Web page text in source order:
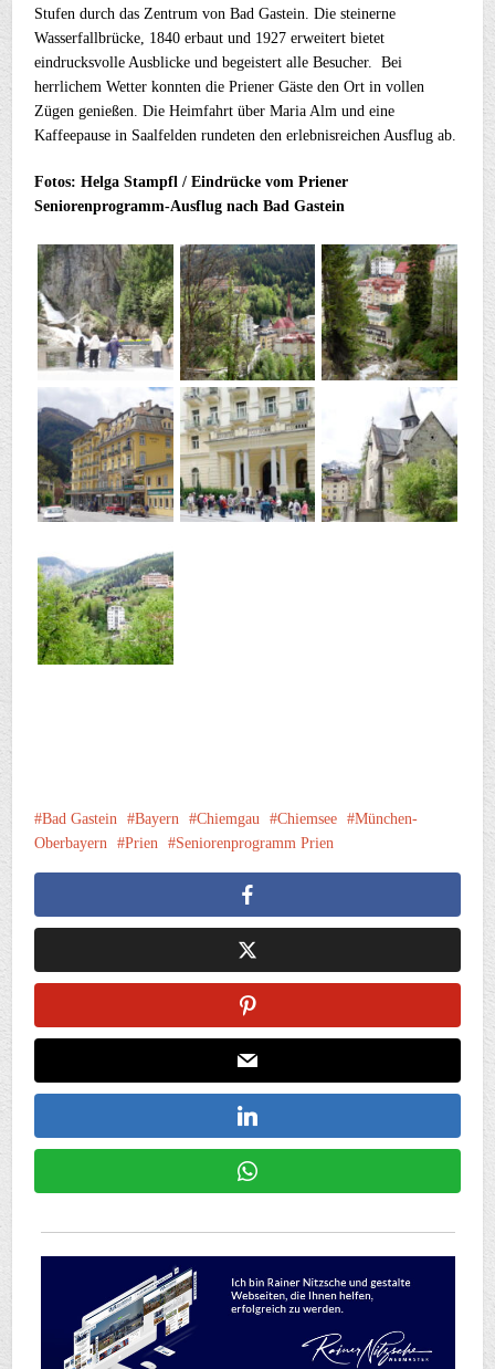
Stufen durch das Zentrum von Bad Gastein. Die steinerne
Wasserfallbrücke, 1840 erbaut und 1927 erweitert bietet
eindrucksvolle Ausblicke und begeistert alle Besucher. Bei
herrlichem Wetter konnten die Priener Gäste den Ort in vollen
Zügen genießen. Die Heimfahrt über Maria Alm und eine
Kaffeepause in Saalfelden rundeten den erlebnisreichen Ausflug ab.
Fotos: Helga Stampfl / Eindrücke vom Priener
Seniorenprogramm-Ausflug nach Bad Gastein
Bad Gastein Bayern Chiemgau Chiemsee
München-
Oberbayern
Prien Seniorenprogramm Prien